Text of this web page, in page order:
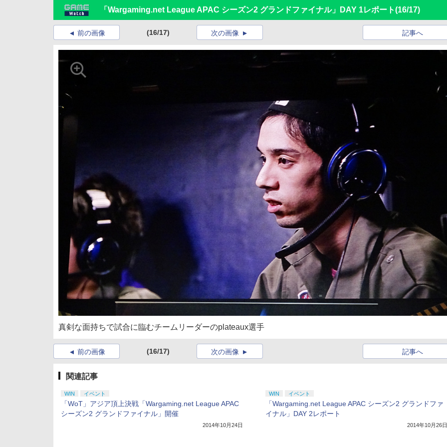
「Wargaming.net League APAC シーズン2 グランドファイナル」DAY 1レポート(16/17)
前の画像 (16/17) 記事へ
次の画像
真剣な面持ちで試合に臨むチームリーダーのplateaux選手
前の画像 (16/17) 記事へ
次の画像
関連記事
WIN イベント
「WoT」アジア頂上決戦「Wargaming.net League APAC
シーズン2 グランドファイナル」開催
2014年10月24日
WIN イベント
「Wargaming.net League APAC シーズン2 グランドファ
イナル」DAY 2レポート
2014年10月26日